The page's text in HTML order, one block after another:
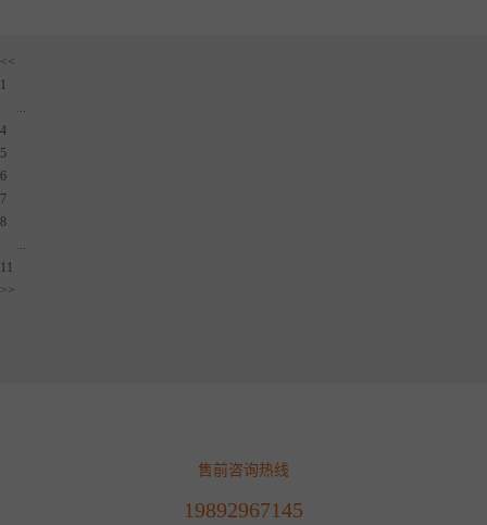
<<
1
...
4
5
6
7
8
...
11
>>
售前咨询热线
19892967145